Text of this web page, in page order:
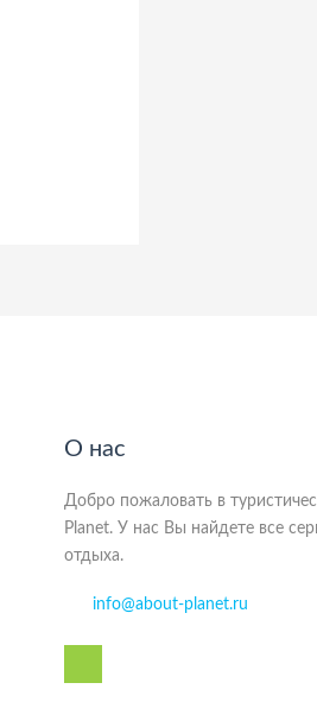
О нас
Добро пожаловать в
Planet. У нас Вы найдете все
отдыха.
info@about-planet.ru